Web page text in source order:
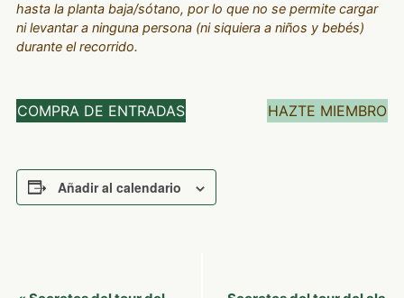
hasta la planta baja/sótano, por lo que no se permite cargar
ni levantar a ninguna persona (ni siquiera a niños y bebés)
durante el recorrido.
COMPRA DE ENTRADAS HAZTE MIEMBRO
Añadir al calendario